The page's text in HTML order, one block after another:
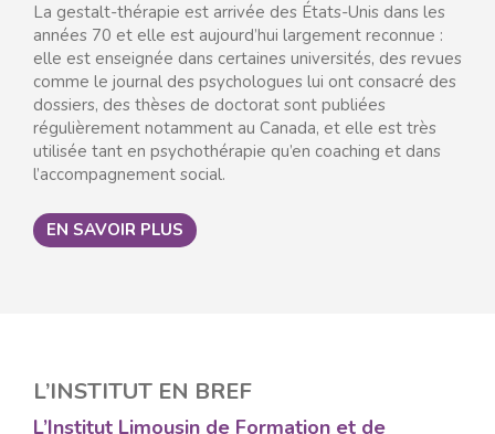
La gestalt-thérapie est arrivée des États-Unis dans les
années 70 et elle est aujourd’hui largement reconnue :
elle est enseignée dans certaines universités, des revues
comme le journal des psychologues lui ont consacré des
dossiers, des thèses de doctorat sont publiées
régulièrement notamment au Canada, et elle est très
utilisée tant en psychothérapie qu’en coaching et dans
l’accompagnement social.
EN SAVOIR PLUS
L’INSTITUT EN BREF
L’Institut Limousin de Formation et de